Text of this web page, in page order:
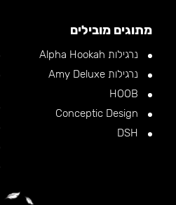
מתוגים מובילים
נרגילות Alpha Hookah
נרגילות Amy Deluxe